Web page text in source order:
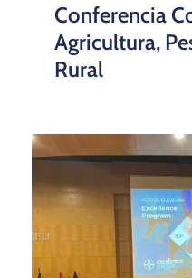
Conferencia
Agricultura,
Rural